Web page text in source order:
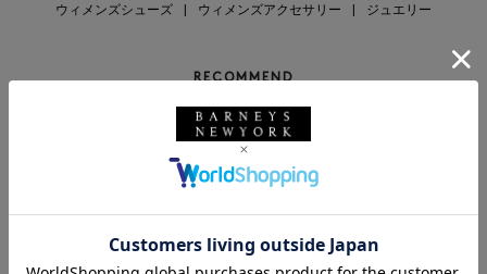
ウィメンズシューズ ウィメンズアクセサリー ジュエリー
RECOMMEND